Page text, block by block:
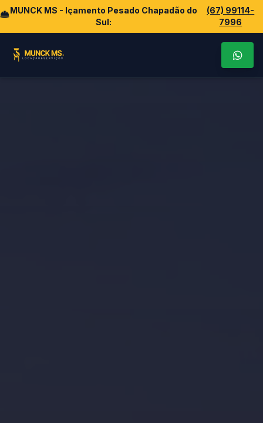
MUNCK MS - Içamento Pesado Chapadão do
Sul:
(67) 99114-
7996